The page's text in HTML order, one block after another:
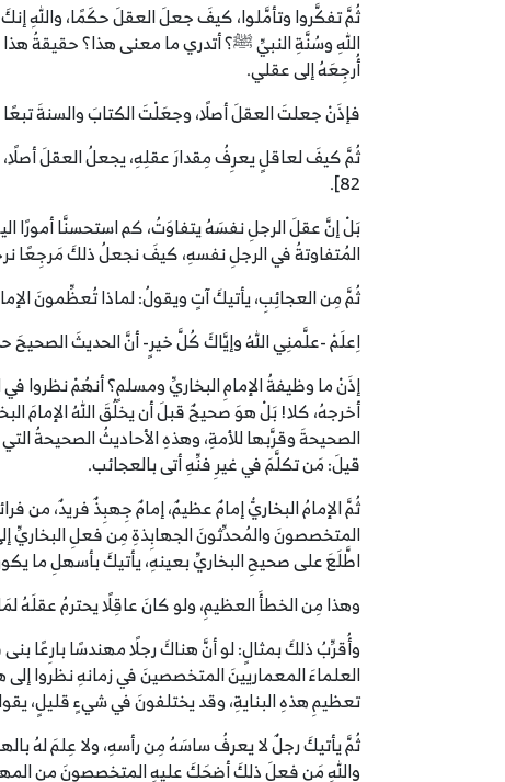
ثُمَّ تفكَّروا وتأمَّلوا، كيفَ جعلَ العقلَ حكَمًا، واللهِ
اللهِ وسُنَّةِ النبيِّ ﷺ؟ أتدري ما معنى هذا؟ حقيقةُ
أُرجِعَهُ إلى عقلي.
فإذَنْ جعلتَ العقلَ أصلًا، وجعَلْتَ الكتابَ والسنةَ
ثُمَّ كيفَ لعاقلٍ يعرِفُ مِقدارَ عقلِهِ، يجعلُ العقلَ
82].
بَلْ إنَّ عقلَ الرجلِ نفسَهُ يتفاوَتُ، كم استحسنَّا أمورًا
المُتفاوتةُ في الرجلِ نفسهِ، كيفَ نجعلُ ذلكَ مَرجِعًا
ثُمَّ مِن العجائِبِ، يأتيكَ آتٍ ويقولُ: لماذا تُعظِّمونَ
اِعلَمْ -علَّمنِي اللهُ وإيَّاكَ كُلَّ خيرٍ- أنَّ الحديثَ الصحيحَ
إذَنْ ما وظيفةُ الإمامِ البخاريِّ ومسلمٍ؟ أنهُمْ نظروا
أخرجهُ، كلا! بَلْ هوَ صحيحٌ قبلَ أن يخلُقَ اللهُ الإمامَ
الصحيحةَ وقرَّبها للأمةِ، وهذهِ الأحاديثُ الصحيحةُ
قيلَ: مَن تكلَّمَ في غيرِ فنِّهِ أتى بالعجائب.
ثُمَّ الإمامُ البخاريُّ إمامٌ عظيمٌ، إمامٌ جِهبِذٌ فريدٌ، من
المتخصصونَ والمُحدِّثونَ الجهابِذةِ مِن فعلِ البخاريِّ
اطَّلَعَ على صحيحِ البخاريِّ بعينهِ، يأتيكَ بأسهلِ ما
وهذا مِن الخطأَ العظيمِ، ولو كانَ عاقِلًا يحترمُ عقلَهُ
وأُقرِّبُ ذلكَ بمثالٍ: لو أنَّ هناكَ رجلًا مهندسًا بارِعًا
العلماءَ المعماريينَ المتخصصينَ في زمانهِ نظروا
تعظيمِ هذهِ البنايةِ، وقد يختلفونَ في شيءٍ قليلٍ،
ثُمَّ يأتيكَ رجلٌ لا يعرفُ ساسَهُ مِن رأسهِ، ولا عِلمَ لهُ
واللهِ مَن فعلَ ذلكَ أضحَكَ عليهِ المتخصصونَ من